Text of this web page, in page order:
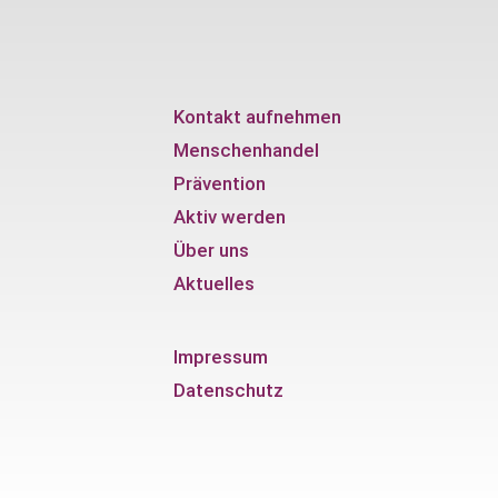
Kontakt aufnehmen
Menschenhandel
Prävention
Aktiv werden
Über uns
Aktuelles
Impressum
Datenschutz